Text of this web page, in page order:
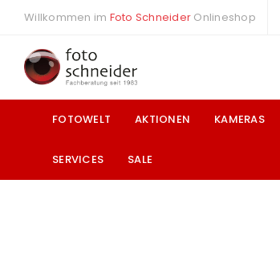
Willkommen im Foto Schneider Onlineshop
FOTOWELT AKTIONEN KAMERAS
SERVICES SALE